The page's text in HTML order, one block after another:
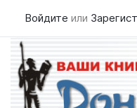
Войдите или